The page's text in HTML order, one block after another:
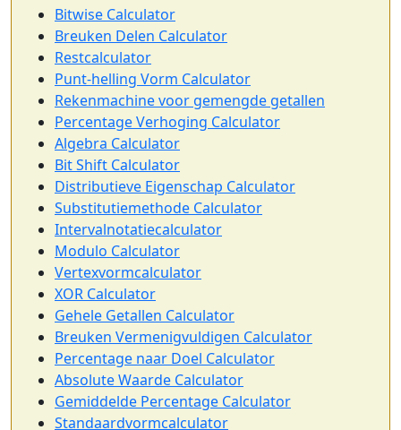
Bitwise Calculator
Breuken Delen Calculator
Restcalculator
Punt-helling Vorm Calculator
Rekenmachine voor gemengde getallen
Percentage Verhoging Calculator
Algebra Calculator
Bit Shift Calculator
Distributieve Eigenschap Calculator
Substitutiemethode Calculator
Intervalnotatiecalculator
Modulo Calculator
Vertexvormcalculator
XOR Calculator
Gehele Getallen Calculator
Breuken Vermenigvuldigen Calculator
Percentage naar Doel Calculator
Absolute Waarde Calculator
Gemiddelde Percentage Calculator
Standaardvormcalculator